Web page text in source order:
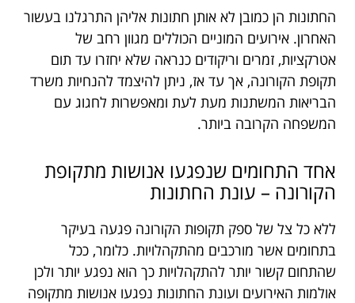
החתונות הן כמובן לא אותן חתונות אליהן התרגלנו בעשור
האחרון. אירועים המוניים הכוללים מגוון רחב של
אטרקציות, זמרים וריקודים כנראה שלא יחזרו עד תום
תקופת הקורונה, אך עד אז, ניתן להיצמד להנחיות משרד
הבריאות המשתנות מעת לעת ומאפשרות לחגוג עם
המשפחה הקרובה ביותר.
אחד התחומים שנפגעו אנושות מתקופת
הקורונה – עונת החתונות
ללא כל צל של ספק תקופות הקורונה פגעה בעיקר
בתחומים אשר מורכבים מהתקהלויות. כלומר, ככל
שהתחום קשור יותר להתקהלויות כך הוא נפגע יותר ולכן
אולמות האירועים ועונת החתונות נפגעו אנושות מתקופה